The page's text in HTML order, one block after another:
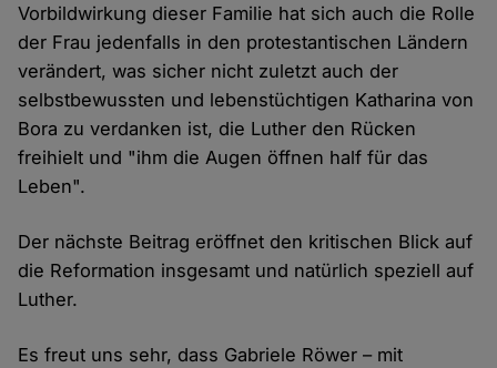
Vorbildwirkung dieser Familie hat sich auch die Rolle
der Frau jedenfalls in den protestantischen Ländern
verändert, was sicher nicht zuletzt auch der
selbstbewussten und lebenstüchtigen Katharina von
Bora zu verdanken ist, die Luther den Rücken
freihielt und "ihm die Augen öffnen half für das
Leben".
Der nächste Beitrag eröffnet den kritischen Blick auf
die Reformation insgesamt und natürlich speziell auf
Luther.
Es freut uns sehr, dass Gabriele Röwer – mit